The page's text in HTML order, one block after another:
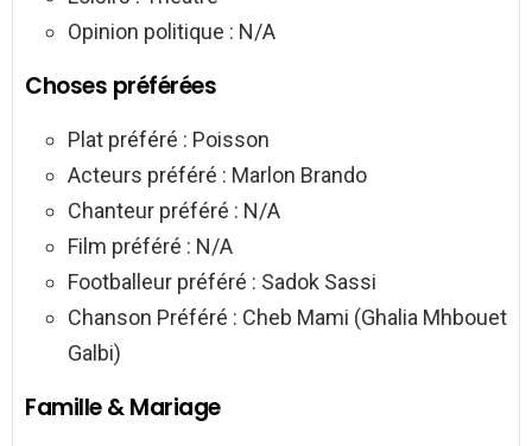
Opinion politique : N/A
Choses préférées
Plat préféré : Poisson
Acteurs préféré : Marlon Brando
Chanteur préféré : N/A
Film préféré : N/A
Footballeur préféré : Sadok Sassi
Chanson Préféré : Cheb Mami (Ghalia Mhbouet
Galbi)
Famille & Mariage